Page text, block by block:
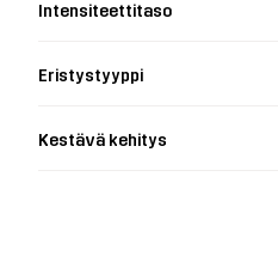
Intensiteettitaso
Eristystyyppi
Kestävä kehitys